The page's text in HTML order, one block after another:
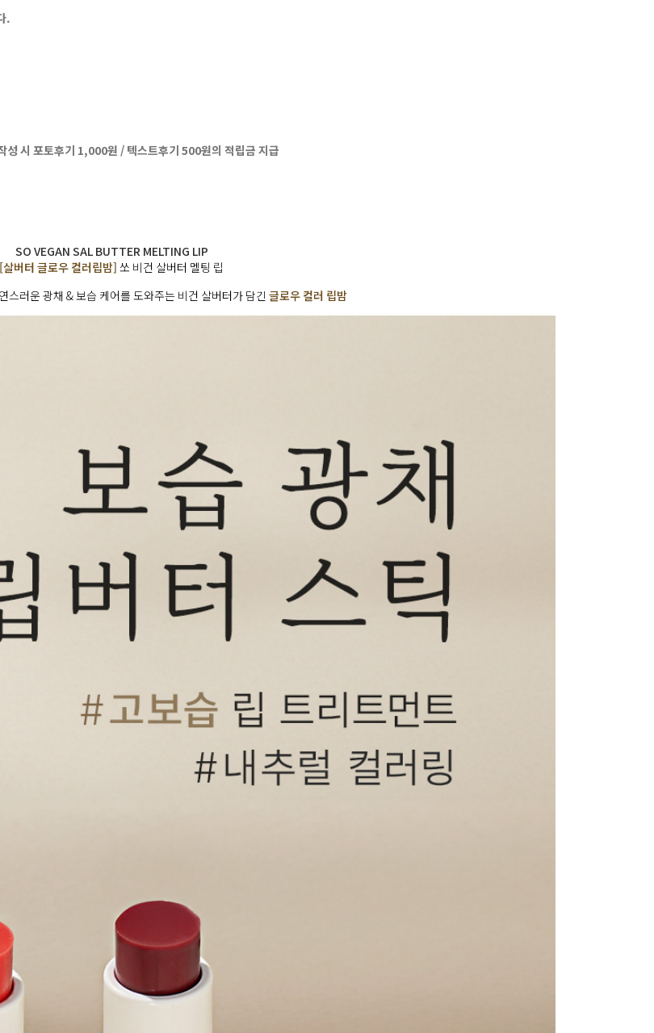
.
성 시 포토후기 1,000원 / 텍스트후기 500원의 적립금 지급
SO VEGAN SAL BUTTER MELTING LIP
[살버터 글로우 컬러립밤] 쏘 비건 살버터 멜팅 립
스러운 광채 & 보습 케어를 도와주는 비건 살버터가 담긴 글로우 컬러 립밤